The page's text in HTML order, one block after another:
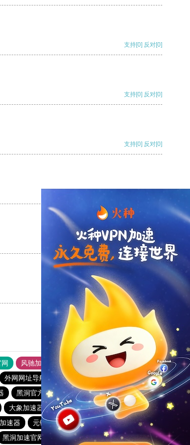
支持[0] 反对[0]
支持[0] 反对[0]
支持[0] 反对[0]
支持 [0] 反对 [0]
支持
风驰加速器
旋风加速器
外网网址导航 软件中心 雷霆加速
狂飙加速器
黑洞官方加速器
2023免费加速神器
大象加速器 雷霆加速免费永久
橘子加速器
速器 元链加速器 CC加速器
大象加速器
黑洞加速官网 白鲸加速器 十大免费网络加速神器